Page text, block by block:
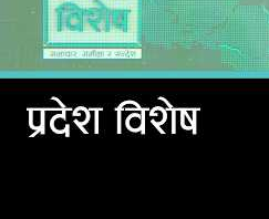
समाचार
राजनीति
खेलकुद
अन्तर्राष्ट्रिय
अर्थ
भिडियो
विचार